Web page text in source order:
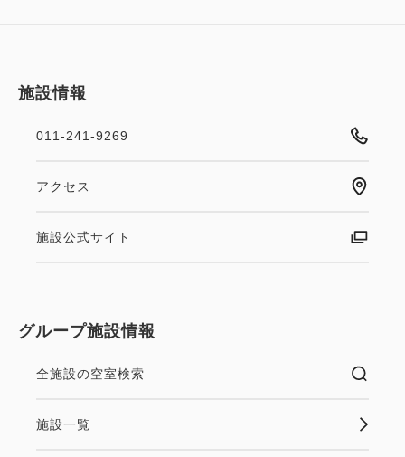
施設情報
011-241-9269
アクセス
施設公式サイト
グループ施設情報
全施設の空室検索
施設一覧